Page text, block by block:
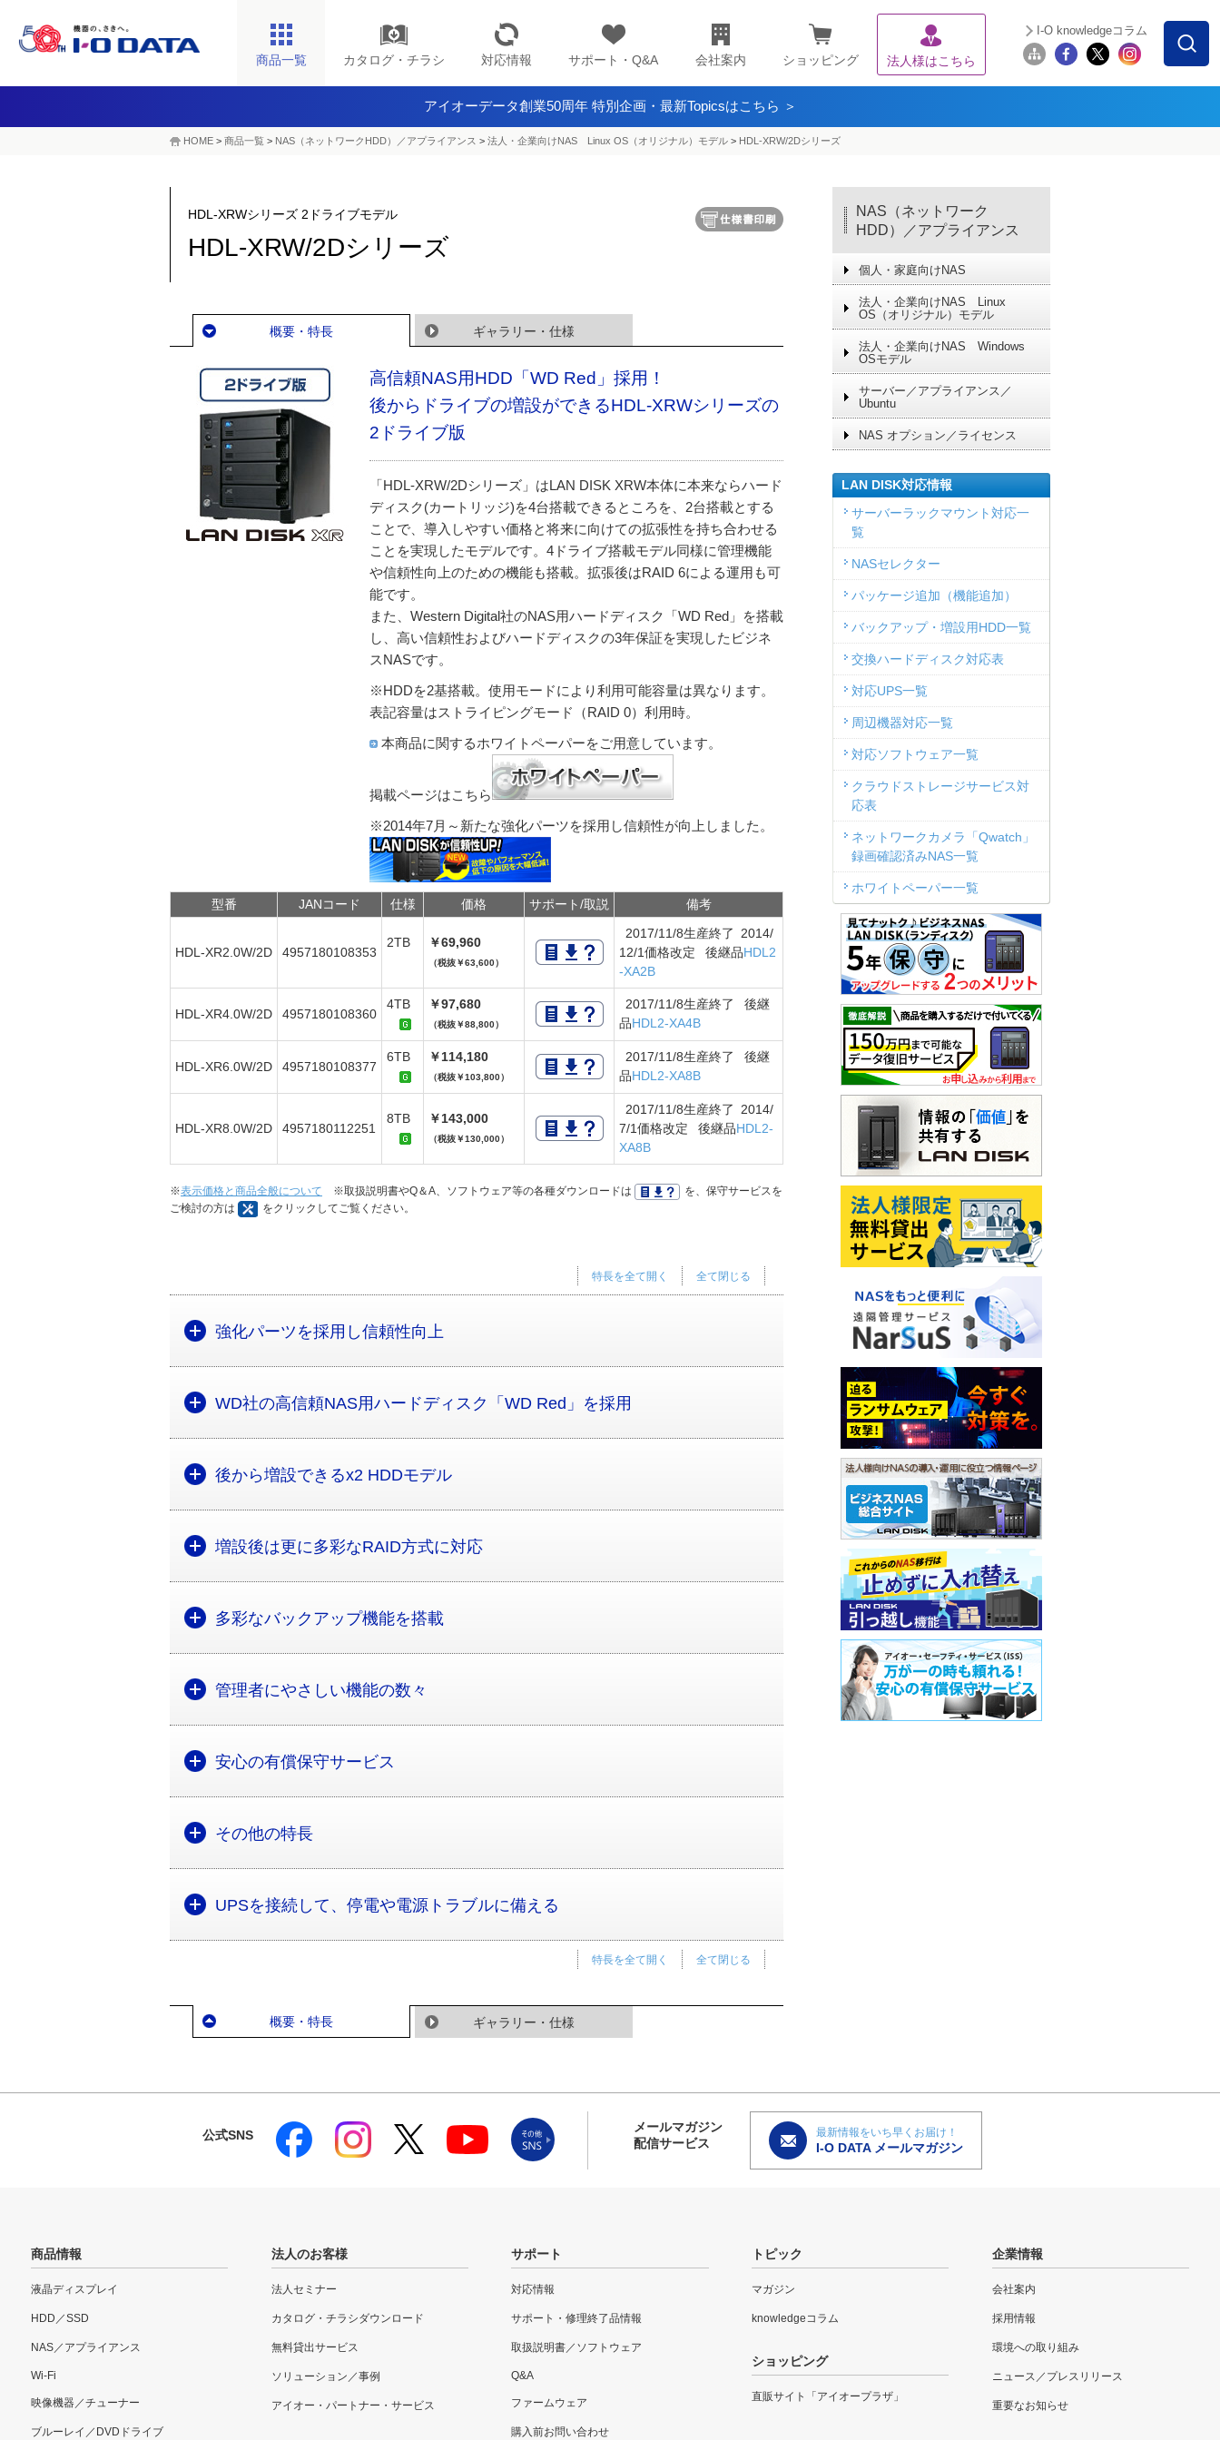
商品一覧 カタログ・チラシ 対応情報 サポート・Q&A 会社案内 ショッピング 法人様はこちら
I-O knowledgeコラム
アイオーデータ創業50周年 特別企画・最新Topicsはこちら ＞
HOME > 商品一覧 > NAS（ネットワークHDD）／アプライアンス​ > 法人・企業向けNAS Linux OS（オリジナル）モデル > HDL-XRW/2Dシリーズ
HDL-XRWシリーズ 2ドライブモデル
HDL-XRW/2Dシリーズ
概要・特長 ギャラリー・仕様
高信頼NAS用HDD「WD Red」採用！
後からドライブの増設ができるHDL-XRWシリーズの
2ドライブ版
「HDL-XRW/2Dシリーズ」はLAN DISK XRW本体に本来ならハード
ディスク(カートリッジ)を4台搭載できるところを、2台搭載とする
ことで、導入しやすい価格と将来に向けての拡張性を持ち合わせる
ことを実現したモデルです。4ドライブ搭載モデル同様に管理機能
や信頼性向上のための機能も搭載。拡張後はRAID 6による運用も可
能です。
また、Western Digital社のNAS用ハードディスク「WD Red」を搭載
し、高い信頼性およびハードディスクの3年保証を実現したビジネ
スNASです。
※HDDを2基搭載。使用モードにより利用可能容量は異なります。
表記容量はストライピングモード（RAID 0）利用時。
本商品に関するホワイトペーパーをご用意しています。
掲載ページはこちら
※2014年7月～新たな強化パーツを採用し信頼性が向上しました。
型番 JANコード 仕様 価格 サポート/取説 備考
HDL-XR2.0W/2D 4957180108353
2TB ￥69,960
（税抜￥63,600）
2017/11/8生産終了 2014/
12/1価格改定 後継品HDL2
-XA2B
HDL-XR4.0W/2D 4957180108360
4TB ￥97,680
（税抜￥88,800）
2017/11/8生産終了 後継
品HDL2-XA4B
HDL-XR6.0W/2D 4957180108377
6TB ￥114,180
（税抜￥103,800）
2017/11/8生産終了 後継
品HDL2-XA8B
HDL-XR8.0W/2D 4957180112251
8TB ￥143,000
（税抜￥130,000）
2017/11/8生産終了 2014/
7/1価格改定 後継品HDL2-
XA8B
※表示価格と商品全般について ※取扱説明書やQ＆A、ソフトウェア等の各種ダウンロードは
を、保守サービスを
ご検討の方は
をクリックしてご覧ください。
全て閉じる
特長を全て開く
強化パーツを採用し信頼性向上
WD社の高信頼NAS用ハードディスク「WD Red」を採用
後から増設できるx2 HDDモデル
増設後は更に多彩なRAID方式に対応
多彩なバックアップ機能を搭載
管理者にやさしい機能の数々
安心の有償保守サービス
その他の特長
UPSを接続して、停電や電源トラブルに備える
全て閉じる
特長を全て開く
概要・特長 ギャラリー・仕様
NAS（ネットワーク
HDD）／アプライアンス
個人・家庭向けNAS
法人・企業向けNAS Linux
OS（オリジナル）モデル
法人・企業向けNAS Windows
OSモデル
サーバー／アプライアンス／
Ubuntu
NAS オプション／ライセンス
LAN DISK対応情報
サーバーラックマウント対応一
覧
NASセレクター
パッケージ追加（機能追加）
バックアップ・増設用HDD一覧
交換ハードディスク対応表
対応UPS一覧
周辺機器対応一覧
対応ソフトウェア一覧
クラウドストレージサービス対
応表
ネットワークカメラ「Qwatch」
録画確認済みNAS一覧
ホワイトペーパー一覧
公式SNS
メールマガジン
配信サービス
最新情報をいち早くお届け！
I-O DATA メールマガジン
商品情報
液晶ディスプレイ
HDD／SSD
NAS／アプライアンス
Wi-Fi
映像機器／チューナー
ブルーレイ／DVDドライブ
法人のお客様
法人セミナー
カタログ・チラシダウンロード
無料貸出サービス
ソリューション／事例
アイオー・パートナー・サービス
サポート
対応情報
サポート・修理終了品情報
取扱説明書／ソフトウェア
Q&A
ファームウェア
購入前お問い合わせ
トピック
マガジン
knowledgeコラム
ショッピング
直販サイト「アイオープラザ」
企業情報
会社案内
採用情報
環境への取り組み
ニュース／プレスリリース
重要なお知らせ